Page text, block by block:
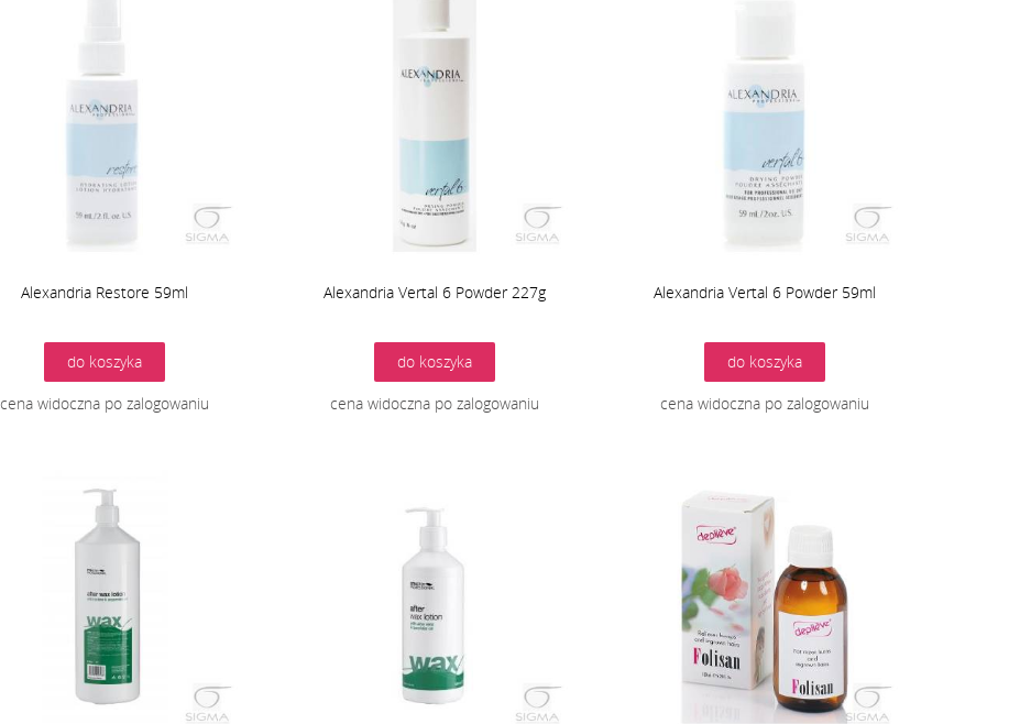
Alexandria Restore 59ml
do koszyka
cena widoczna po zalogowaniu
Alexandria Vertal 6 Powder 227g
do koszyka
cena widoczna po zalogowaniu
Alexandria Vertal 6 Powder 59ml
do koszyka
cena widoczna po zalogowaniu